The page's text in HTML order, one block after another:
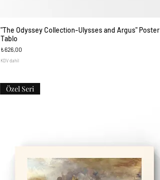
Hızlı Bakış
"The Odyssey Collection-Ulysses and Argus" Poster
Tablo
Fiyat
₺626,00
KDV dahil
Özel Seri